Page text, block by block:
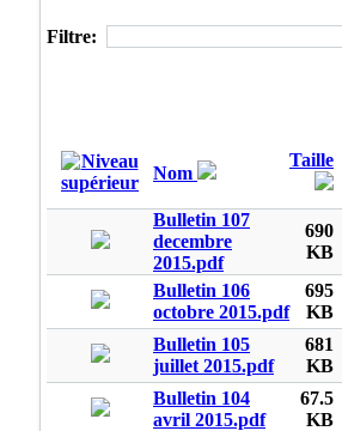
Filtre:
Nom
Taille
Bulletin 107
decembre
2015.pdf
690
KB
Bulletin 106
octobre 2015.pdf
695
KB
Bulletin 105
juillet 2015.pdf
681
KB
Bulletin 104
avril 2015.pdf
67.5
KB